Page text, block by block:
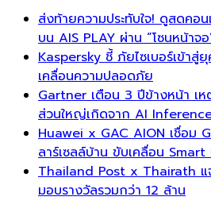
ส่งท้ายความประทับใจ! ดูสดคอ
บน AIS PLAY ผ่าน “โซนหน้าจ
Kaspersky ชี้ ภัยไซเบอร์เข้า
เคลื่อนความปลอดภัย
Gartner เตือน 3 ปีข้างหน้า เห
ส่วนใหญ่เกิดจาก AI
Huawei x GAC AION เชื่อม
ลาร์เซลล์บ้าน ขับเคลื่อน Smart
Thailand Post x Thairath แ
มอบรางวัลรวมกว่า 12 ล้าน